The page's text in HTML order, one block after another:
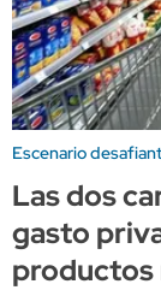
Escenario
Las dos
gasto
productos